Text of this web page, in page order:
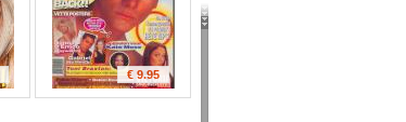
€ 9.95